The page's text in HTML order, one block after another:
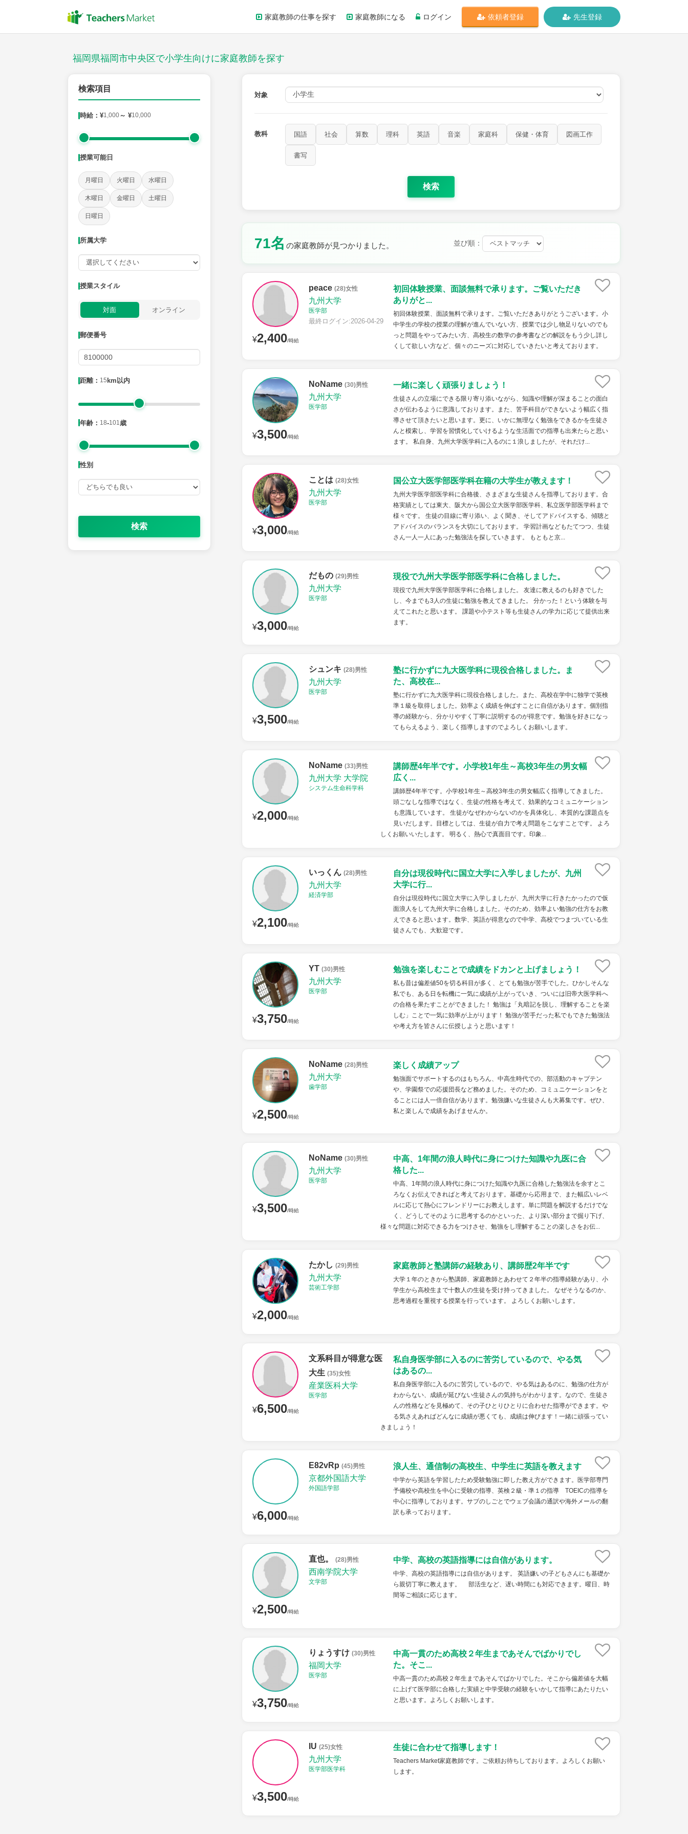
家庭教師の仕事を探す 家庭教師になる ログイン 依頼者登録 先生登録
福岡県福岡市中央区で小学生向けに家庭教師を探す
検索項目
時給：¥1,000～ ¥10,000
授業可能日
月曜日 火曜日 水曜日
木曜日 金曜日 土曜日
日曜日
所属大学
授業スタイル
対面 オンライン
郵便番号
距離： 15 km以内
年齢： 18-101 歳
性別
検索
対象
教科 国語 社会 算数 理科 英語 音楽 家庭科 保健・体育 図画工作
書写
検索
71名 の家庭教師が見つかりました。 並び順：
¥2,400/時給
peace (28)女性
九州大学
医学部
最終ログイン:2026-04-29
初回体験授業、面談無料で承ります。ご覧いただき
ありがと...
初回体験授業、面談無料で承ります。ご覧いただきありがとうございます。小
中学生の学校の授業の理解が進んでいない方、授業では少し物足りないのでも
っと問題をやってみたい方、高校生の数学の参考書などの解説をもう少し詳し
くして欲しい方など、個々のニーズに対応していきたいと考えております。
¥3,500/時給
NoName (30)男性
九州大学
医学部
一緒に楽しく頑張りましょう！
生徒さんの立場にできる限り寄り添いながら、知識や理解が深まることの面白
さが伝わるように意識しております。また、苦手科目ができないよう幅広く指
導させて頂きたいと思います。更に、いかに無理なく勉強をできるかを生徒さ
んと模索し、学習を習慣化していけるような生活面での指導も出来たらと思い
ます。 私自身、九州大学医学科に入るのに１浪しましたが、それだけ...
¥3,000/時給
ことは (28)女性
九州大学
医学部
国公立大医学部医学科在籍の大学生が教えます！
九州大学医学部医学科に合格後、さまざまな生徒さんを指導しております。合
格実績としては東大、阪大から国公立大医学部医学科、私立医学部医学科まで
様々です。 生徒の目線に寄り添い、よく聞き、そしてアドバイスする、傾聴と
アドバイスのバランスを大切にしております。 学習計画などもたてつつ、生徒
さん一人一人にあった勉強法を探していきます。 もともと京...
¥3,000/時給
だもの (29)男性
九州大学
医学部
現役で九州大学医学部医学科に合格しました。
現役で九州大学医学部医学科に合格しました。 友達に教えるのも好きでした
し、今までも3人の生徒に勉強を教えてきました。 分かった！という体験を与
えてこれたと思います。 課題や小テスト等も生徒さんの学力に応じて提供出来
ます。
¥3,500/時給
シュンキ (28)男性
九州大学
医学部
塾に行かずに九大医学科に現役合格しました。ま
た、高校在...
塾に行かずに九大医学科に現役合格しました。また、高校在学中に独学で英検
準１級を取得しました。効率よく成績を伸ばすことに自信があります。個別指
導の経験から、分かりやすく丁寧に説明するのが得意です。勉強を好きになっ
てもらえるよう、楽しく指導しますのでよろしくお願いします。
¥2,000/時給
NoName (33)男性
九州大学 大学院
システム生命科学科
講師歴4年半です。小学校1年生～高校3年生の男女幅
広く...
講師歴4年半です。小学校1年生～高校3年生の男女幅広く指導してきました。
頭ごなしな指導ではなく、生徒の性格を考えて、効果的なコミュニケーション
も意識しています。 生徒がなぜわからないのかを具体化し、本質的な課題点を
見いだします。目標としては、生徒が自力で考え問題をこなすことです。 よろ
しくお願いいたします。 明るく、熱心で真面目です。印象...
¥2,100/時給
いっくん (28)男性
九州大学
経済学部
自分は現役時代に国立大学に入学しましたが、九州
大学に行...
自分は現役時代に国立大学に入学しましたが、九州大学に行きたかったので仮
面浪人をして九州大学に合格しました。そのため、効率よい勉強の仕方をお教
えできると思います。数学、英語が得意なので中学、高校でつまづいている生
徒さんでも、大歓迎です。
¥3,750/時給
YT (30)男性
九州大学
医学部
勉強を楽しむことで成績をドカンと上げましょう！
私も昔は偏差値50を切る科目が多く、とても勉強が苦手でした。ひかしそんな
私でも、ある日を転機に一気に成績が上がっていき、ついには旧帝大医学科へ
の合格を果たすことができました！ 勉強は「丸暗記を脱し、理解することを楽
しむ」ことで一気に効率が上がります！ 勉強が苦手だった私でもできた勉強法
や考え方を皆さんに伝授しようと思います！
¥2,500/時給
NoName (28)男性
九州大学
歯学部
楽しく成績アップ
勉強面でサポートするのはもちろん、中高生時代での、部活動のキャプテン
や、学園祭での応援団長など務めました。そのため、コミュニケーションをと
ることには人一倍自信があります。勉強嫌いな生徒さんも大募集です。ぜひ、
私と楽しんで成績をあげませんか。
¥3,500/時給
NoName (30)男性
九州大学
医学部
中高、1年間の浪人時代に身につけた知識や九医に合
格した...
中高、1年間の浪人時代に身につけた知識や九医に合格した勉強法を余すとこ
ろなくお伝えできればと考えております。基礎から応用まで、また幅広いレベ
ルに応じて熱心にフレンドリーにお教えします。単に問題を解説するだけでな
く、どうしてそのように思考するのかといった、より深い部分まで掘り下げ、
様々な問題に対応できる力をつけさせ、勉強をし理解することの楽しさをお伝...
¥2,000/時給
たかし (29)男性
九州大学
芸術工学部
家庭教師と塾講師の経験あり、講師歴2年半です
大学１年のときから塾講師、家庭教師とあわせて２年半の指導経験があり、小
学生から高校生まで十数人の生徒を受け持ってきました。 なぜそうなるのか、
思考過程を重視する授業を行っています。 よろしくお願いします。
¥6,500/時給
文系科目が得意な医
大生 (35)女性
産業医科大学
医学部
私自身医学部に入るのに苦労しているので、やる気
はあるの...
私自身医学部に入るのに苦労しているので、やる気はあるのに、勉強の仕方が
わからない、成績が延びない生徒さんの気持ちがわかります。なので、生徒さ
んの性格などを見極めて、その子ひとりひとりに合わせた指導ができます。や
る気さえあればどんなに成績が悪くても、成績は伸びます！一緒に頑張ってい
きましょう！
¥6,000/時給
E82vRp (45)男性
京都外国語大学
外国語学部
浪人生、通信制の高校生、中学生に英語を教えます
中学から英語を学習したため受験勉強に即した教え方ができます。医学部専門
予備校や高校生を中心に受験の指導、英検２級・準１の指導 TOEICの指導を
中心に指導しております。サブのしごとでウェブ会議の通訳や海外メールの翻
訳も承っております。
¥2,500/時給
直也。 (28)男性
西南学院大学
文学部
中学、高校の英語指導には自信があります。
中学、高校の英語指導には自信があります。 英語嫌いの子どもさんにも基礎か
ら親切丁寧に教えます。 部活生など、遅い時間にも対応できます。曜日、時
間等ご相談に応じます。
¥3,750/時給
りょうすけ (30)男性
福岡大学
医学部
中高一貫のため高校２年生まであそんでばかりでし
た。そこ...
中高一貫のため高校２年生まであそんでばかりでした。そこから偏差値を大幅
に上げて医学部に合格した実績と中学受験の経験をいかして指導にあたりたい
と思います。よろしくお願いします。
¥3,500/時給
IU (25)女性
九州大学
医学部医学科
生徒に合わせて指導します！
Teachers Market家庭教師です。ご依頼お待ちしております。よろしくお願い
します。
授業スタイル
社会 算数 理科
時給：¥1,000 ～ ¥10,000
授業可能日
月曜日 火曜日 日曜日
距離：15km以内
年齢：18-101歳